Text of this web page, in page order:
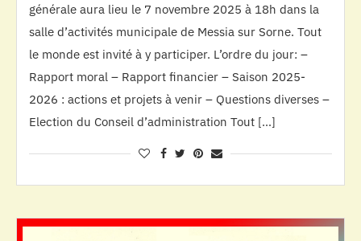
générale aura lieu le 7 novembre 2025 à 18h dans la
salle d’activités municipale de Messia sur Sorne. Tout
le monde est invité à y participer. L’ordre du jour: –
Rapport moral – Rapport financier – Saison 2025-
2026 : actions et projets à venir – Questions diverses –
Election du Conseil d’administration Tout […]